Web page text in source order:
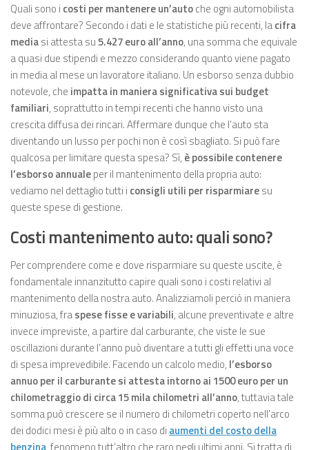
Quali sono i costi per mantenere un’autoche ogni automobilista
deve affrontare? Secondo i dati e le statistiche più recenti, lacifra
mediasi attesta su5.427 euro all’anno, una somma che equivale
a quasi due stipendi e mezzo considerando quanto viene pagato
in media al mese un lavoratore italiano. Un esborso senza dubbio
notevole, che impatta in maniera significativa sui budget
familiari, soprattutto in tempi recenti che hanno visto una
crescita diffusa dei rincari. Affermare dunque che l’auto sta
diventando un lusso per pochi non è così sbagliato. Si può fare
qualcosa per limitare questa spesa? Sì, è possibile contenere
l’esborso annualeper il mantenimento della propria auto:
vediamo nel dettaglio tutti i consigli utili per risparmiaresu
queste spese di gestione.
Costi mantenimento auto: quali sono?
Per comprendere come e dove risparmiare su queste uscite, è
fondamentale innanzitutto capire quali sono i costi relativi al
mantenimento della nostra auto. Analizziamoli perciò in maniera
minuziosa, fraspese fisse e variabili, alcune preventivate e altre
invece impreviste, a partire dal carburante, che viste le sue
oscillazioni durante l’anno può diventare a tutti gli effetti una voce
di spesa imprevedibile. Facendo un calcolo medio, l’esborso
annuo per il carburante si attesta intorno ai 1500 euro per un
chilometraggio di circa 15 mila chilometri all’anno, tuttavia tale
somma può crescere se il numero di chilometri coperto nell’arco
dei dodici mesi è più alto o in caso di aumenti del costo della